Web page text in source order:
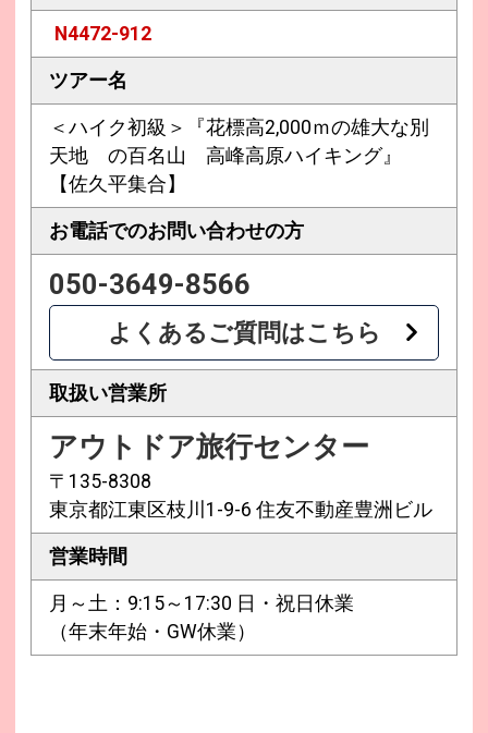
N4472-912
ツアー名
＜ハイク初級＞『花標高2,000ｍの雄大な別
天地 の百名山 高峰高原ハイキング』
【佐久平集合】
お電話でのお問い合わせの方
050-3649-8566
よくあるご質問はこちら
取扱い営業所
アウトドア旅行センター
〒135-8308
東京都江東区枝川1-9-6 住友不動産豊洲ビル
営業時間
月～土：9:15～17:30 日・祝日休業
（年末年始・GW休業）